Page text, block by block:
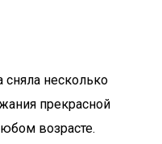
несколько
прекрасной
возрасте.